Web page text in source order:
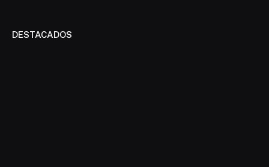
DESTACADOS